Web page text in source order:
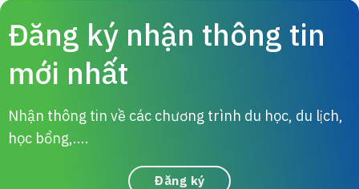
Đăng ký nhận thông tin
mới nhất
Nhận thông tin về các chương trình du học, du lịch,
học bổng,....
Đăng ký